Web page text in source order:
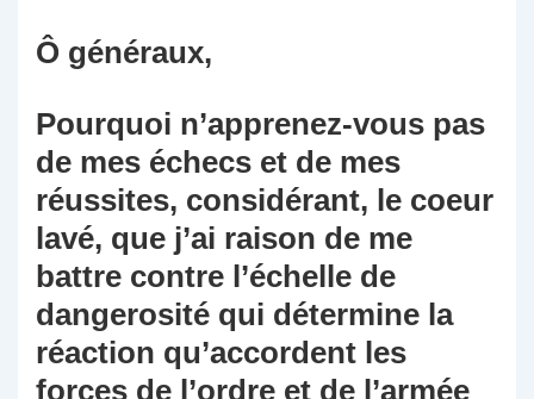
Ô généraux,
Pourquoi n’apprenez-vous pas
de mes échecs et de mes
réussites, considérant, le coeur
lavé, que j’ai raison de me
battre contre l’échelle de
dangerosité qui détermine la
réaction qu’accordent les
forces de l’ordre et de l’armée